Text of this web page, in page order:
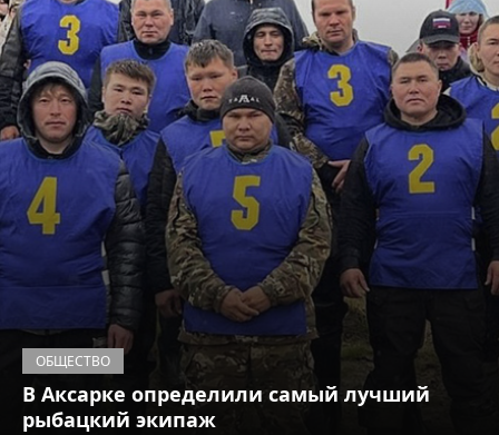
ОБЩЕСТВО
В Аксарке определили самый лучший
рыбацкий экипаж